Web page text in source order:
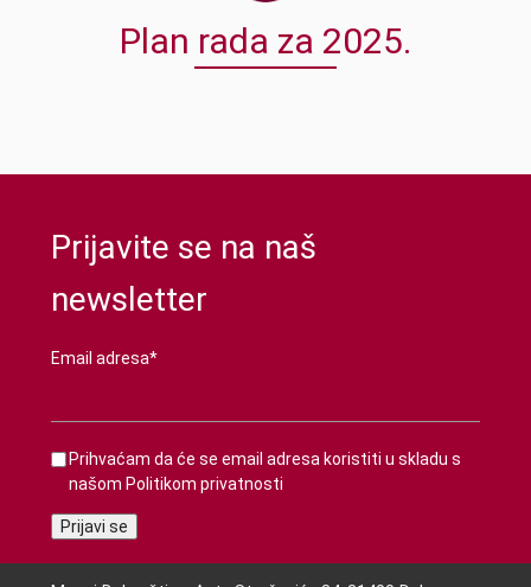
Plan rada za 2025.
Prijavite se na naš
newsletter
Email adresa*
Prihvaćam da će se email adresa koristiti u skladu s
našom Politikom privatnosti